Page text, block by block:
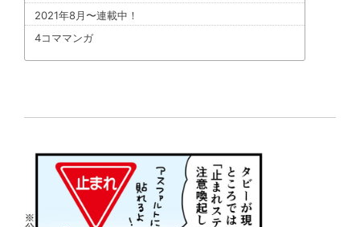
2021年8月〜連載中！
4コママンガ